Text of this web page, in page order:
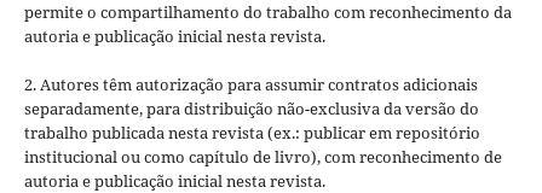
permite o compartilhamento do trabalho com reconhecimento da
autoria e publicação inicial nesta revista.
2. Autores têm autorização para assumir contratos adicionais
separadamente, para distribuição não-exclusiva da versão do
trabalho publicada nesta revista (ex.: publicar em repositório
institucional ou como capítulo de livro), com reconhecimento de
autoria e publicação inicial nesta revista.